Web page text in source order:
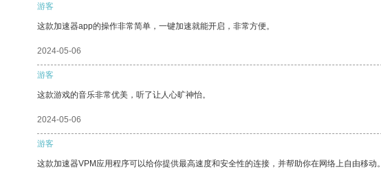
游客
这款加速器app的操作非常简单，一键加速就能开启，非常方便。
2024-05-06
游客
这款游戏的音乐非常优美，听了让人心旷神怡。
2024-05-06
游客
这款加速器VPM应用程序可以给你提供最高速度和安全性的连接，并帮助你在网络上自由移动。